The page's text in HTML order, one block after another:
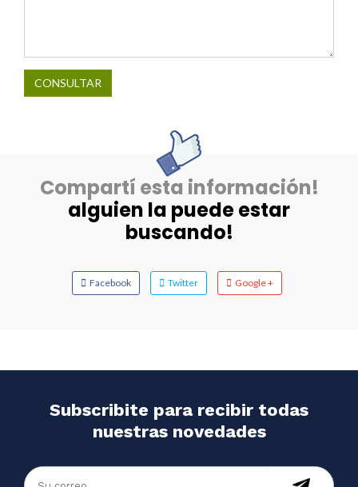
CONSULTAR
Compartí esta información!
alguien la puede estar
buscando!
Facebook Twitter Google +
Subscribite para recibir todas
nuestras novedades